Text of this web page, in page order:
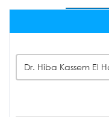
Dr. Hiba Kassem El